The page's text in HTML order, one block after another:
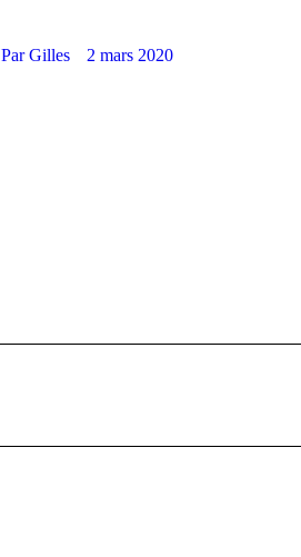
ParGilles 2 mars 2020